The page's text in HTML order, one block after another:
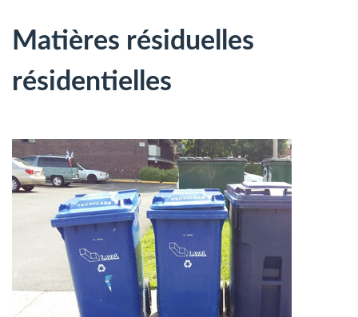
Matières résiduelles
résidentielles